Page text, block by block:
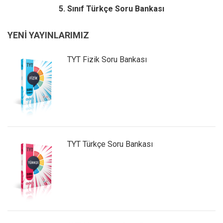
5. Sınıf Türkçe Soru Bankası
YENİ YAYINLARIMIZ
TYT Fizik Soru Bankası
TYT Türkçe Soru Bankası